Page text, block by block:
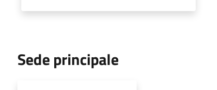
Sede principale